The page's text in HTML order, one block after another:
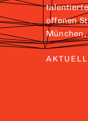
offenen